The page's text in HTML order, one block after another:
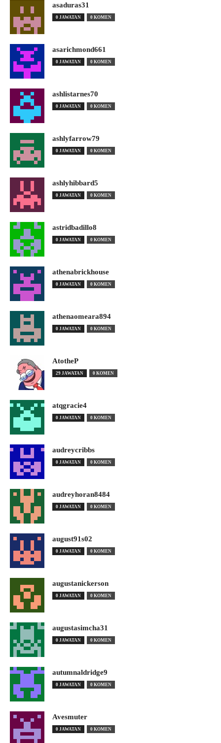
asaduras31
0 JAWATAN 0 KOMEN
asarichmond661
0 JAWATAN 0 KOMEN
ashlistarnes70
0 JAWATAN 0 KOMEN
ashlyfarrow79
0 JAWATAN 0 KOMEN
ashlyhibbard5
0 JAWATAN 0 KOMEN
astridbadillo8
0 JAWATAN 0 KOMEN
athenabrickhouse
0 JAWATAN 0 KOMEN
athenaomeara894
0 JAWATAN 0 KOMEN
AtotheP
29 JAWATAN 0 KOMEN
atqgracie4
0 JAWATAN 0 KOMEN
audreycribbs
0 JAWATAN 0 KOMEN
audreyhoran8484
0 JAWATAN 0 KOMEN
august91s02
0 JAWATAN 0 KOMEN
augustanickerson
0 JAWATAN 0 KOMEN
augustasimcha31
0 JAWATAN 0 KOMEN
autumnaldridge9
0 JAWATAN 0 KOMEN
Avesmuter
0 JAWATAN 0 KOMEN